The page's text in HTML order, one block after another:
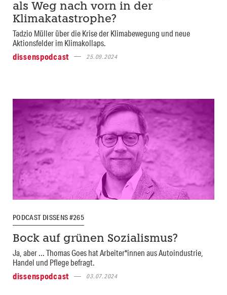
als Weg nach vorn in der
Klimakatastrophe?
Tadzio Müller über die Krise der Klimabewegung und neue
Aktionsfelder im Klimakollaps.
dissenspodcast
25.09.2024
PODCAST DISSENS #265
Bock auf grünen Sozialismus?
Ja, aber ... Thomas Goes hat Arbeiter*innen aus Autoindustrie,
Handel und Pflege befragt.
dissenspodcast
03.07.2024